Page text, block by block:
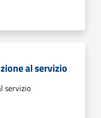
al servizio
servizio